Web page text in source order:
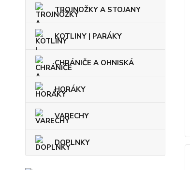
TROJNOŽKY A STOJANY
KOTLINY | PARÁKY
CHRÁNIČE A OHNISKÁ
HORÁKY
VARECHY
DOPLNKY